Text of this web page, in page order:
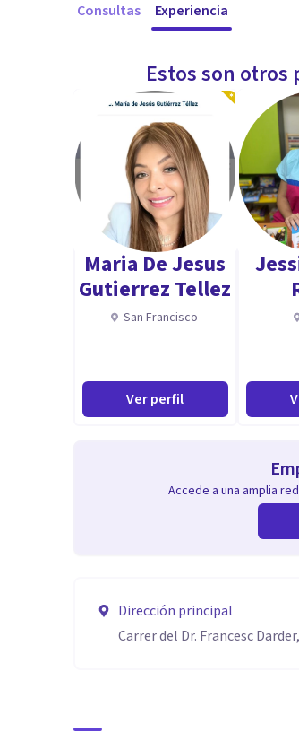
Consultas Experiencia
Estos son
Maria De Jesus
Gutierrez Tellez
San Francisco
Ver perfil
Accede a una amplia
Dirección principal
Carrer del Dr. Francesc